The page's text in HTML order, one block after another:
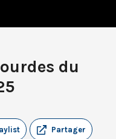
du
Partager